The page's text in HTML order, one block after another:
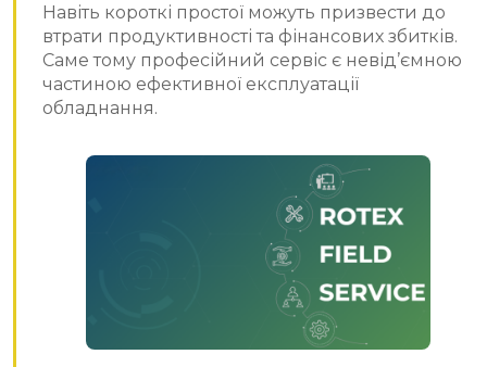
Навіть короткі простої можуть призвести до
втрати продуктивності та фінансових збитків.
Саме тому професійний сервіс є невід’ємною
частиною ефективної експлуатації
обладнання.